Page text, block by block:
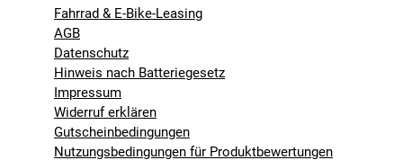
Fahrrad & E-Bike-Leasing
AGB
Datenschutz
Hinweis nach Batteriegesetz
Impressum
Widerruf erklären
Gutscheinbedingungen
Nutzungsbedingungen für Produktbewertungen